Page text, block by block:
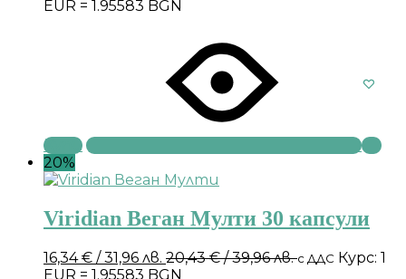
EUR = 1.95583 BGN
Купи
20%
Viridian Веган Мулти 30 капсули
16,34€ / 31,96 лв. 20,43€/ 39,96 лв.с ДДС Курс: 1
EUR = 1.95583 BGN